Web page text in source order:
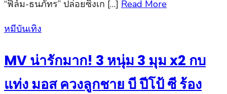
“ฟิล์ม-ธนภัทร” ปล่อยซิงเก […] Read More
Posted
หมีบันเทิง
MV น่ารักมาก! 3 หนุ่ม 3 มุม x2 กบ
แท่ง มอส ควงลูกชาย บี ปีโป้ ซี ร้อง